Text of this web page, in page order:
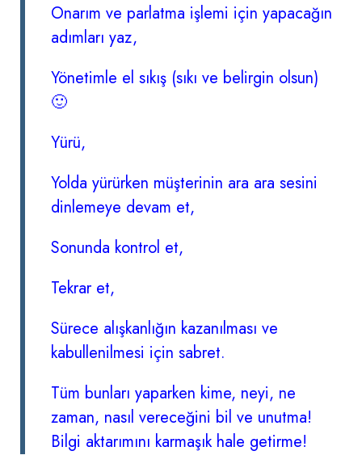
Onarım ve parlatma işlemi için yapacağın
adımları yaz,
Yönetimle el sıkış (sıkı ve belirgin olsun)
🙂
Yürü,
Yolda yürürken müşterinin ara ara sesini
dinlemeye devam et,
Sonunda kontrol et,
Tekrar et,
Sürece alışkanlığın kazanılması ve
kabullenilmesi için sabret.
Tüm bunları yaparken kime, neyi, ne
zaman, nasıl vereceğini bil ve unutma!
Bilgi aktarımını karmaşık hale getirme!